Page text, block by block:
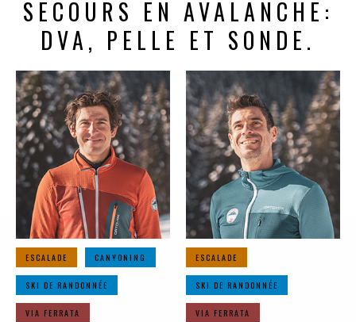
SECOURS EN AVALANCHE:
DVA, PELLE ET SONDE.
ESCALADE CANYONING
SKI DE RANDONNÉE
VIA FERRATA
ESCALADE
SKI DE RANDONNÉE
VIA FERRATA